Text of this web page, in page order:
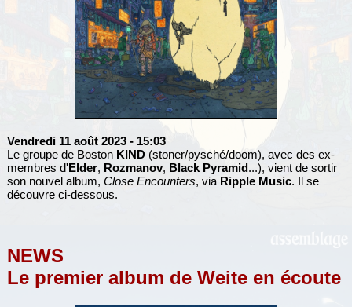
Vendredi 11 août 2023 - 15:03
Le groupe de Boston KIND(stoner/pysché/doom), avec des ex-
membres d'Elder, Rozmanov, Black Pyramid...), vient de sortir
son nouvel album, Close Encounters, via Ripple Music. Il se
découvre ci-dessous.
NEWS
Le premier album de Weite en écoute